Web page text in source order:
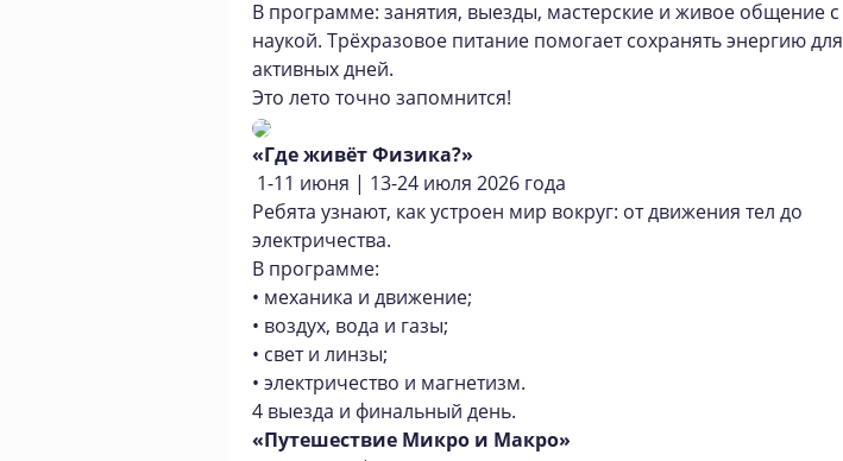
В программе: занятия, выезды, мастерские и живое общение с
наукой. Трёхразовое питание помогает сохранять энергию для
активных дней.
Это лето точно запомнится!
«Где живёт Физика?»
1-11 июня | 13-24 июля 2026 года
Ребята узнают, как устроен мир вокруг: от движения тел до
электричества.
В программе:
• механика и движение;
• воздух, вода и газы;
• свет и линзы;
• электричество и магнетизм.
4 выезда и финальный день.
«Путешествие Микро и Макро»